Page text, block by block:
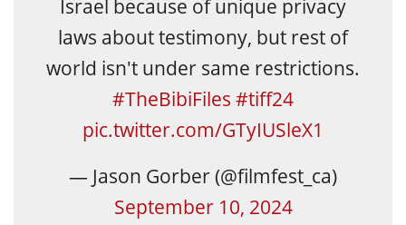
Israel because of unique privacy
laws about testimony, but rest of
world isn't under same restrictions.
#TheBibiFiles #tiff24
pic.twitter.com/GTyIUSleX1
— Jason Gorber (@filmfest_ca)
September 10, 2024